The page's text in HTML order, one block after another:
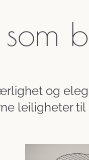
og
leiligheter til